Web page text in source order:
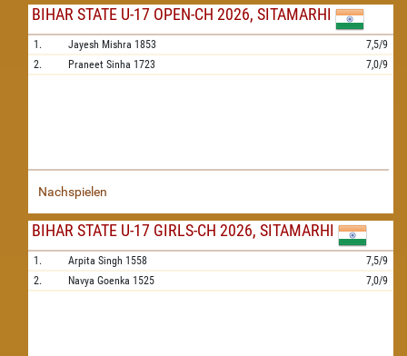
BIHAR STATE U-17 OPEN-CH 2026, SITAMARHI
1. Jayesh Mishra 1853
7,5/9
2.
Praneet Sinha 1723 7,0/9
Nachspielen
BIHAR STATE U-17 GIRLS-CH 2026, SITAMARHI
1. Arpita Singh 1558
7,5/9
2.
Navya Goenka 1525 7,0/9